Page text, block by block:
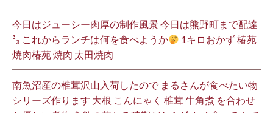
今日はジューシー肉厚の制作風景 今日は熊野町まで配達
³₃ これからランチは何を食べようか
1キロおかず 椿苑
焼肉椿苑 焼肉 太田焼肉
南魚沼産の椎茸沢山入荷したので まるさんが食べたい物
シリーズ作ります 大根 こんにゃく 椎茸 牛角煮 を合わせ